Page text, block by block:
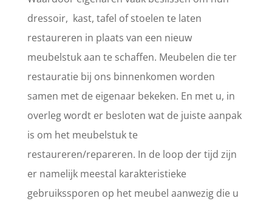
dressoir, kast, tafel of stoelen te laten
restaureren in plaats van een nieuw
meubelstuk aan te schaffen. Meubelen die ter
restauratie bij ons binnenkomen worden
samen met de eigenaar bekeken. En met u, in
overleg wordt er besloten wat de juiste aanpak
is om het meubelstuk te
restaureren/repareren. In de loop der tijd zijn
er namelijk meestal karakteristieke
gebruikssporen op het meubel aanwezig die u